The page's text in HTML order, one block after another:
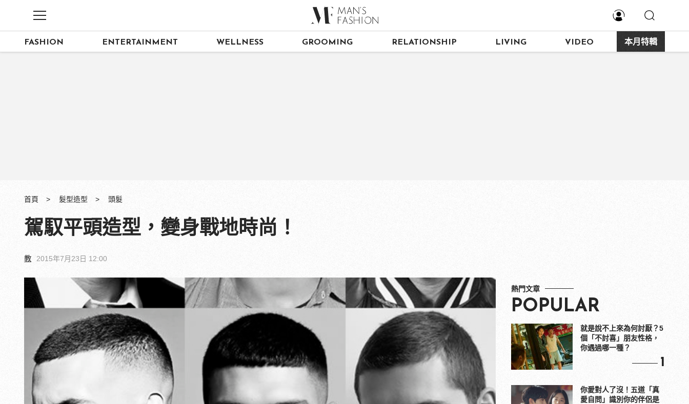
FASHION ENTERTAINMENT WELLNESS GROOMING RELATIONSHIP LIVING VIDEO 本月特輯
首頁 髮型造型 頭髮
駕馭平頭造型，變身戰地時尚！
教 2015年7月23日 12:00
熱門文章
POPULAR
就是說不上來為何討厭？5
個「不討喜」朋友性格，
你遇過哪一種？
1
你愛對人了沒！五道「真
愛自問」識別你的伴侶是